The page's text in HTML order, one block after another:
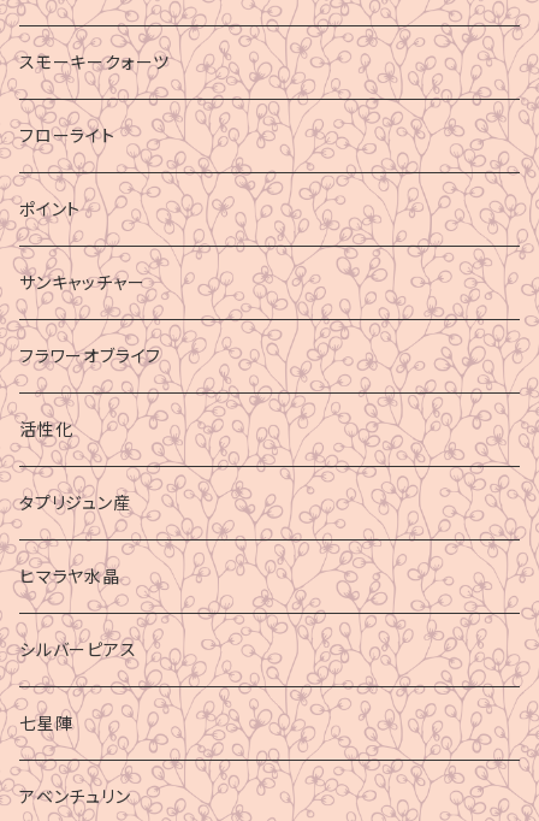
スモーキークォーツ
フローライト
ポイント
サンキャッチャー
フラワーオブライフ
活性化
タプリジュン産
ヒマラヤ水晶
シルバーピアス
七星陣
アベンチュリン